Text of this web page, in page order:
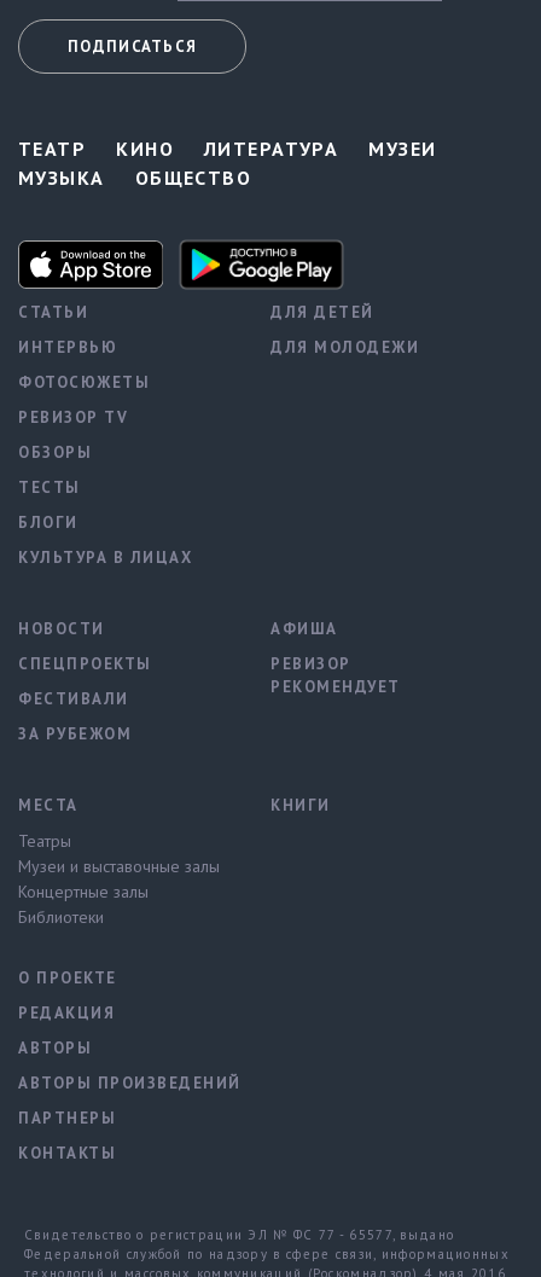
ПОДПИСАТЬСЯ
ТЕАТР КИНО ЛИТЕРАТУРА
МУЗЕИ
МУЗЫКА
ОБЩЕСТВО
СТАТЬИ
ИНТЕРВЬЮ
ФОТОСЮЖЕТЫ
РЕВИЗОР TV
ОБЗОРЫ
ТЕСТЫ
БЛОГИ
КУЛЬТУРА В ЛИЦАХ
ДЛЯ ДЕТЕЙ
ДЛЯ МОЛОДЕЖИ
НОВОСТИ
СПЕЦПРОЕКТЫ
ФЕСТИВАЛИ
ЗА РУБЕЖОМ
АФИША
РЕВИЗОР
РЕКОМЕНДУЕТ
МЕСТА
Театры
Музеи и выставочные залы
Концертные залы
Библиотеки
КНИГИ
О ПРОЕКТЕ
РЕДАКЦИЯ
АВТОРЫ
АВТОРЫ ПРОИЗВЕДЕНИЙ
ПАРТНЕРЫ
КОНТАКТЫ
Свидетельство о регистрации ЭЛ № ФС 77 - 65577, выдано
Федеральной службой по надзору в сфере связи, информационных
технологий и массовых коммуникаций (Роскомнадзор) 4 мая 2016